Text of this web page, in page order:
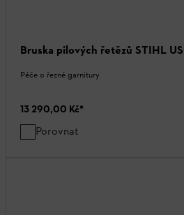
Bruska pilových řetězů STIHL
Péče o řezné garnitury
13 290,00 Kč*
Porovnat